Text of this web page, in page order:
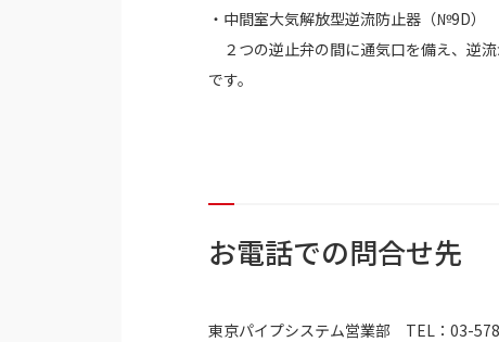
・中間室大気解放型逆流防止器（№9D）
２つの逆止弁の間に通気口を備え、逆
です。
お電話での問合せ先
東京パイプシステム営業部 TEL：03-